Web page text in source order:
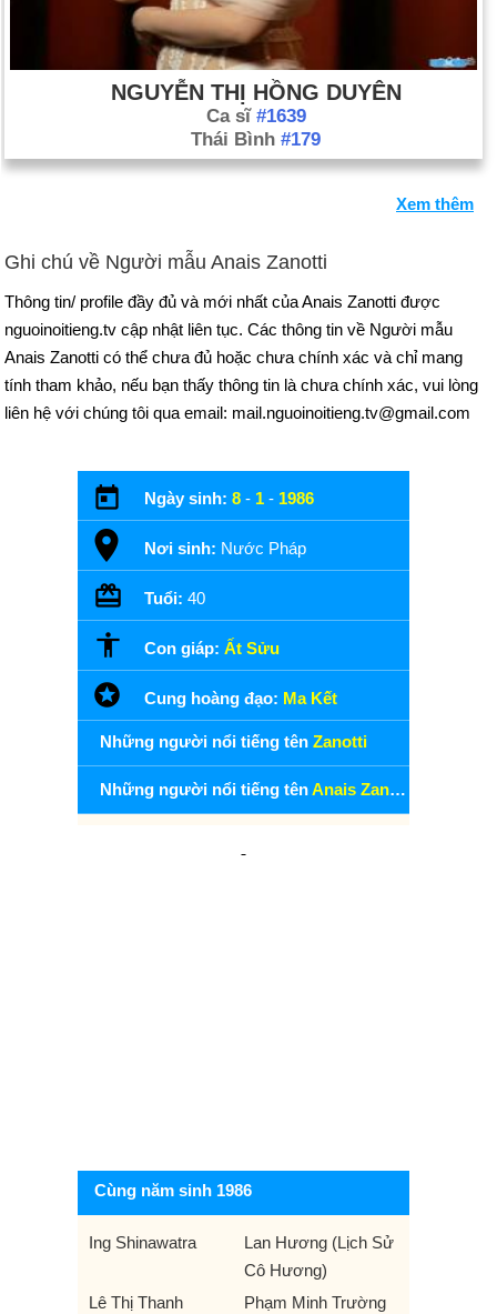
NGUYỄN THỊ HỒNG DUYÊN
Ca sĩ #1639
Thái Bình #179
Xem thêm
Ghi chú về Người mẫu Anais Zanotti
Thông tin/ profile đầy đủ và mới nhất của Anais Zanotti được
nguoinoitieng.tv cập nhật liên tục. Các thông tin về Người mẫu
Anais Zanotti có thể chưa đủ hoặc chưa chính xác và chỉ mang
tính tham khảo, nếu bạn thấy thông tin là chưa chính xác, vui lòng
liên hệ với chúng tôi qua email: mail.nguoinoitieng.tv@gmail.com
Ngày sinh: 8 - 1 - 1986
Nơi sinh: Nước Pháp
Tuổi: 40
Con giáp: Ất Sửu
Cung hoàng đạo: Ma Kết
Những người nổi tiếng tên Zanotti
Những người nổi tiếng tênAnais Zanotti
Cùng năm sinh 1986
Ing Shinawatra
Lan Hương (Lịch Sử
Cô Hương)
Lê Thị Thanh
Phạm Minh Trường